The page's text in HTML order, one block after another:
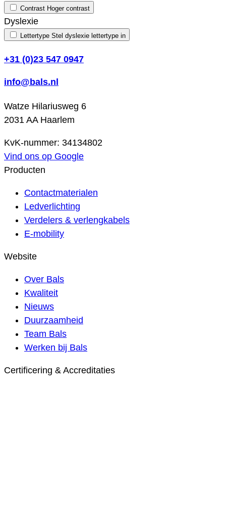
Contrast Hoger contrast
Dyslexie
Lettertype Stel dyslexie lettertype in
+31 (0)23 547 0947
info@bals.nl
Watze Hilariusweg 6
2031 AA Haarlem
KvK-nummer: 34134802
Vind ons op Google
Producten
Contactmaterialen
Ledverlichting
Verdelers & verlengkabels
E-mobility
Website
Over Bals
Kwaliteit
Nieuws
Duurzaamheid
Team Bals
Werken bij Bals
Certificering & Accreditaties